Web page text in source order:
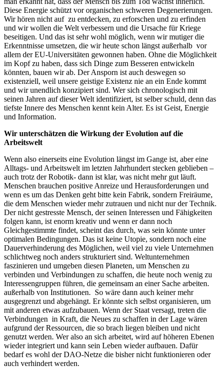
Diese Energie schützt vor organischen schweren Degenerierungen.
Wir hören nicht auf zu entdecken, zu erforschen und zu erfinden
und wir wollen die Welt verbessern und die Ursache für Kriege
beseitigen. Und das ist sehr wohl möglich, wenn wir mutiger die
Erkenntnisse umsetzen, die wir heute schon längst außerhalb vor
allem der EU-Universitäten gewonnen haben. Ohne die Möglichkeit
im Kopf zu haben, dass sich Dinge zum Besseren entwickeln
könnten, bauen wir ab. Der Ansporn ist auch deswegen so
existenziell, weil unsere geistige Existenz nie an ein Ende kommt
und wir unendlich konzipiert sind. Wer sich chronologisch mit
seinen Jahren auf dieser Welt identifiziert, ist selber schuld, denn das
tiefste Innere des Menschen kennt kein Alter. Es ist Geist, Energie
und Information.
Wir unterschätzen die Wirkung der Evolution auf die
Arbeitswelt
Wenn also einerseits eine Evolution längst im Gange ist, aber eine
Alltags- und Arbeitswelt im letzten Jahrhundert stecken geblieben –
auch trotz der Robotik- dann ist klar, was nicht mehr gut läuft.
Menschen brauchen positive Anreize und Herausforderungen und
wenn es um das Denken geht bitte kein Fabrik, sondern Freiräume,
die dem Menschen wieder mehr zutrauen und nicht nur der Technik.
Der nicht gestresste Mensch, der seinen Interessen und Fähigkeiten
folgen kann, ist enorm kreativ und wenn er dann noch
Gleichgestimmte findet, scheint das durch, was sein könnte unter
optimalen Bedingungen. Das ist keine Utopie, sondern noch eine
Dauerverhinderung des Möglichen, weil viel zu viele Unternehmen
schlichtweg noch anders strukturiert sind. Weltunternehmen
faszinieren und umgeben diesen Planeten, um Menschen zu
verbinden und Verbindungen zu schaffen, die heute noch wenig zu
Interessengruppen führen, die gemeinsam an einer Sache arbeiten.
außerhalb von Institutionen. So wäre dann auch keiner mehr
ausgegrenzt und abgehängt. Er könnte sich selbst organisieren, um
mit anderen etwas aufzubauen. Wenn der Staat versagt, treten die
Verbindungen in Kraft, die Neues zu schaffen in der Lage wären
aufgrund der Ressourcen, die so brach liegen bleiben und nicht
genutzt werden. Wer also an sich arbeitet, wird auf höheren Ebenen
wieder integriert und kann sein Leben wieder aufbauen. Dafür
bedarf es wohl der DAO-Netze die bisher nicht funktionieren oder
auch verhindert werden.